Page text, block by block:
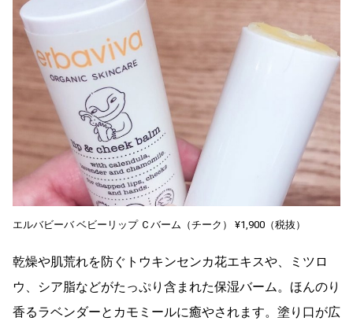
エルバビーバ ベビーリップ Ｃバーム（チーク） ¥1,900（税抜）
乾燥や肌荒れを防ぐトウキンセンカ花エキスや、ミツロ
ウ、シア脂などがたっぷり含まれた保湿バーム。ほんのり
香るラベンダーとカモミールに癒やされます。塗り口が広